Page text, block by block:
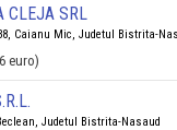
CLEJA SRL
Caianu Mic, Judetul Bistrita-
euro)
Judetul Bistrita-Nasaud